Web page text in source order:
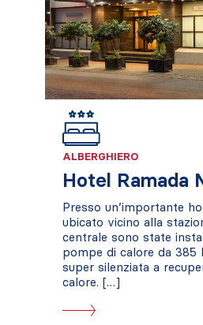
ALBERGHIERO
Hotel Ramada
Presso un’importante
ubicato vicino alla
centrale sono state
pompe di calore da 385
super silenziata a
calore. […]